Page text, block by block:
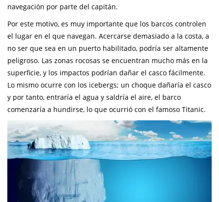
navegación por parte del capitán.
Por este motivo, es muy importante que los barcos controlen
el lugar en el que navegan. Acercarse demasiado a la costa, a
no ser que sea en un puerto habilitado, podría ser altamente
peligroso. Las zonas rocosas se encuentran mucho más en la
superficie, y los impactos podrían dañar el casco fácilmente.
Lo mismo ocurre con los icebergs; un choque dañaría el casco
y por tanto, entraría el agua y saldría el aire, el barco
comenzaría a hundirse, lo que ocurrió con el famoso Titanic.